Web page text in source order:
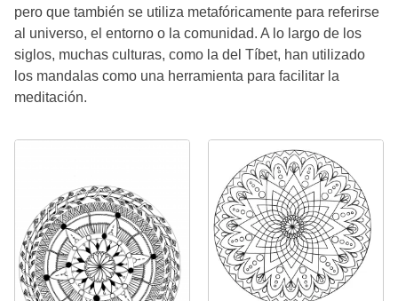
pero que también se utiliza metafóricamente para referirse
al universo, el entorno o la comunidad. A lo largo de los
siglos, muchas culturas, como la del Tíbet, han utilizado
los mandalas como una herramienta para facilitar la
meditación.